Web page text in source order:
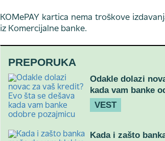
KOMePAY kartica nema troškove
iz Komercijalne banke.
PREPORUKA
Odakle dolazi
kada vam banke
VEST
Kada i zašto